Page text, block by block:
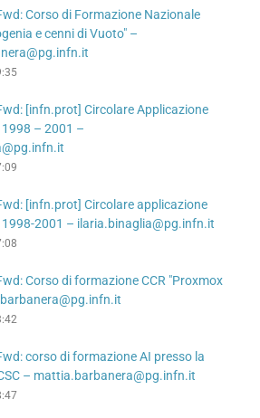
Corso di Formazione Nazionale
e cenni di Vuoto" –
[infn.prot] Circolare Applicazione
– 2001 –
[infn.prot] Circolare applicazione
1998-2001 – ilaria.binaglia@pg.infn.it
Corso di formazione CCR "Proxmox
corso di formazione AI presso la
– mattia.barbanera@pg.infn.it